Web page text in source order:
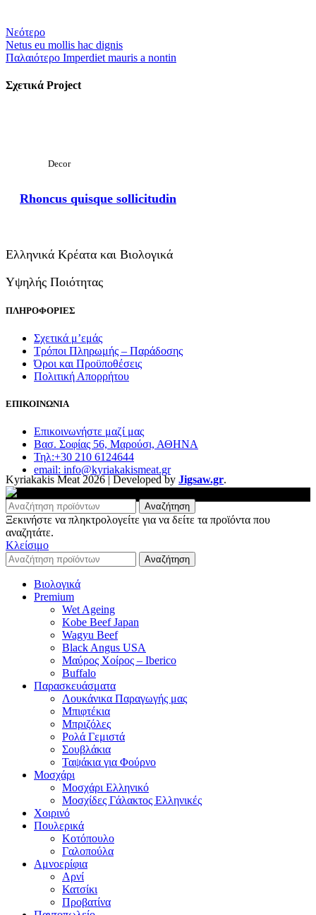
Νεότερο
Netus eu mollis hac dignis
Παλαιότερο Imperdiet mauris a nontin
Σχετικά Project
Decor
Rhoncus quisque sollicitudin
Ελληνικά Κρέατα και Βιολογικά
Υψηλής Ποιότητας
ΠΛΗΡΟΦΟΡΙΕΣ
Σχετικά μ’εμάς
Τρόποι Πληρωμής – Παράδοσης
Όροι και Προϋποθέσεις
Πολιτική Απορρήτου
ΕΠΙΚΟΙΝΩΝΙΑ
Επικοινωνήστε μαζί μας
Βασ. Σοφίας 56, Μαρούσι, ΑΘΗΝΑ
Τηλ:+30 210 6124644
email: info@kyriakakismeat.gr
Kyriakakis Meat 2026 | Developed by Jigsaw.gr.
Αναζήτηση
Ξεκινήστε να πληκτρολογείτε για να δείτε τα προϊόντα που
αναζητάτε.
Κλείσιμο
Αναζήτηση
Βιολογικά
Premium
Wet Ageing
Kobe Beef Japan
Wagyu Beef
Black Angus USA
Μαύρος Χοίρος – Iberico
Buffalo
Παρασκευάσματα
Λουκάνικα Παραγωγής μας
Μπιφτέκια
Μπριζόλες
Ρολά Γεμιστά
Σουβλάκια
Ταψάκια για Φούρνο
Μοσχάρι
Μοσχάρι Ελληνικό
Μοσχίδες Γάλακτος Ελληνικές
Χοιρινό
Πουλερικά
Κοτόπουλο
Γαλοπούλα
Αμνοερίφια
Αρνί
Κατσίκι
Προβατίνα